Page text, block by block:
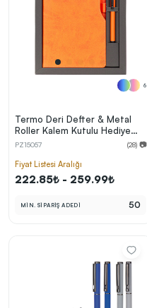
6
Termo Deri Defter & Metal
Roller Kalem Kutulu Hediye
Seti
PZ15057 (28) 📷
Fiyat Listesi Aralığı
222.85₺ - 259.99₺
MİN. SİPARİŞ ADEDİ 50